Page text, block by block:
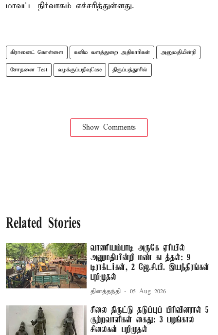
மாவட்ட நிர்வாகம் எச்சரித்துள்ளது.
கிரானைட் கொள்ளை கனிம வளத்துறை அதிகாரிகள் அனுமதியின்றி
சோதனை Test வழக்குப்பதிவுCase திருப்பத்தூரில்
Show Comments
Related Stories
வாணியம்பாடி அருகே ஏரியில்
அனுமதியின்றி மண் கடத்தல்: 9
டிராக்டர்கள், 2 ஜே.சி.பி. இயந்திரங்கள்
பறிமுதல்
தினத்தந்தி 05 Aug 2026
சிலை திருட்டு தடுப்புப் பிரிவினரால் 5
குற்றவாளிகள் கைது: 3 பழங்கால
சிலைகள் பறிமுதல்